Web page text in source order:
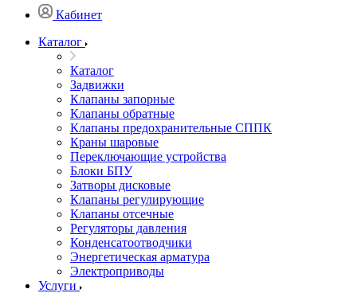
Кабинет
Каталог
Каталог
Задвижки
Клапаны запорные
Клапаны обратные
Клапаны предохранительные СППК
Краны шаровые
Переключающие устройства
Блоки БПУ
Затворы дисковые
Клапаны регулирующие
Клапаны отсечные
Регуляторы давления
Конденсатоотводчики
Энергетическая арматура
Электроприводы
Услуги